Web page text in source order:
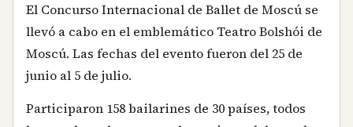
El Concurso Internacional de Ballet de Moscú se
llevó a cabo en el emblemático Teatro Bolshói de
Moscú. Las fechas del evento fueron del 25 de
junio al 5 de julio.
Participaron 158 bailarines de 30 países, todos